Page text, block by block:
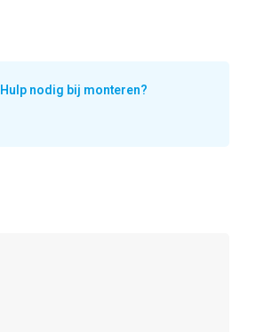
Hulp nodig bij monteren?